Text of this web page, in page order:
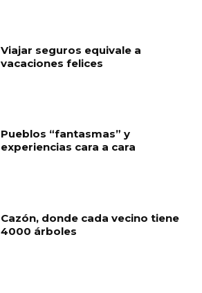
Viajar seguros equivale a
vacaciones felices
Pueblos “fantasmas” y
experiencias cara a cara
Cazón, donde cada vecino tiene
4000 árboles